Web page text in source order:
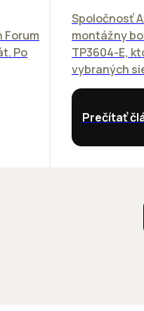
Forum
Po
Spoločnosť
montážny
TP3604-E,
vybraných
Prečítať